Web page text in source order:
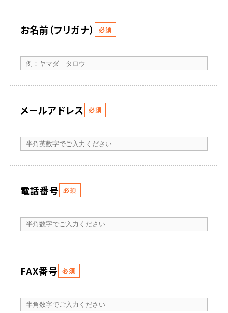
お名前（フリガナ） 必須
メールアドレス 必須
電話番号 必須
FAX番号 必須